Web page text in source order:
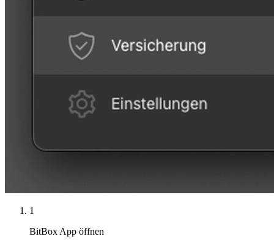
1
BitBox App öffnen